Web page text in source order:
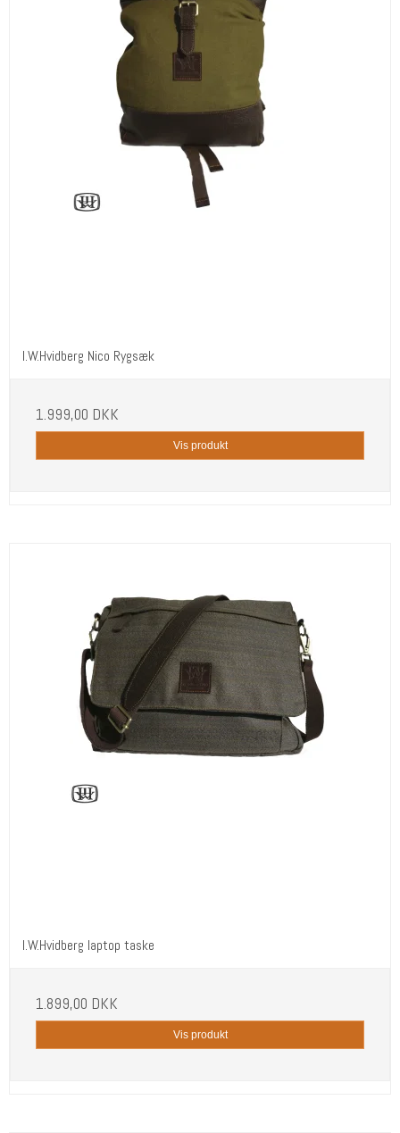
I.W.Hvidberg Nico Rygsæk
1.999,00 DKK
Vis produkt
I.W.Hvidberg laptop taske
1.899,00 DKK
Vis produkt